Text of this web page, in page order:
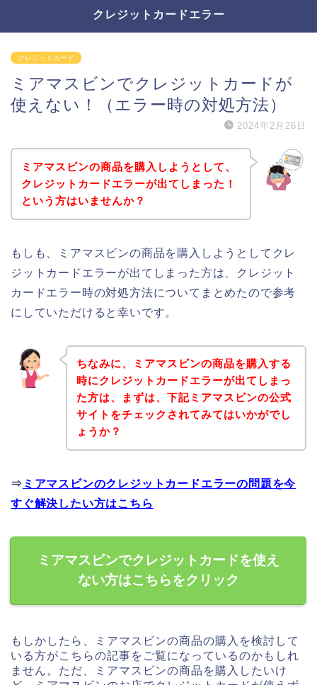
クレジットカードエラー
クレジットカード
ミアマスビンでクレジットカードが
使えない！（エラー時の対処方法）
2024年2月26日
ミアマスビンの商品を購入しようとして、
クレジットカードエラーが出てしまった！
という方はいませんか？
もしも、ミアマスビンの商品を購入しようとしてクレ
ジットカードエラーが出てしまった方は、クレジット
カードエラー時の対処方法についてまとめたので参考
にしていただけると幸いです。
ちなみに、ミアマスビンの商品を購入する
時にクレジットカードエラーが出てしまっ
た方は、まずは、下記ミアマスビンの公式
サイトをチェックされてみてはいかがでし
ょうか？
⇒ ミアマスビンのクレジットカードエラーの問題を今
すぐ解決したい方はこちら
ミアマスビンでクレジットカードを使え
ない方はこちらをクリック
もしかしたら、ミアマスビンの商品の購入を検討して
いる方がこちらの記事をご覧になっているのかもしれ
ません。ただ、ミアマスビンの商品を購入したいけ